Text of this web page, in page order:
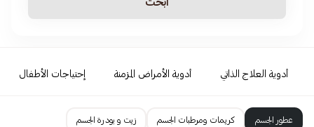
أدوية العلاج الذاتي أدوية الأمراض المزمنة إحتياجات الأطفال
عطور الجسم كريمات ومرطبات الجسم زيت و بودرة الجسم